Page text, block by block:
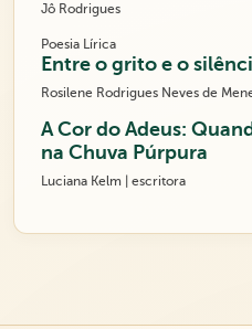
Jô Rodrigues
Poesia Lírica
Entre o grito e o
Rosilene Rodrigues Neves de
A Cor do Adeus:
na Chuva Púrpura
Luciana Kelm | escritora